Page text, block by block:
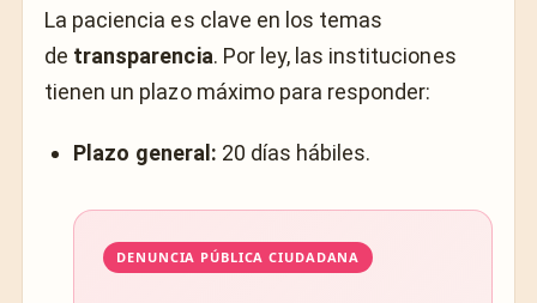
La paciencia es clave en los temas
de transparencia. Por ley, las instituciones
tienen un plazo máximo para responder:
Plazo general: 20 días hábiles.
DENUNCIA PÚBLICA CIUDADANA